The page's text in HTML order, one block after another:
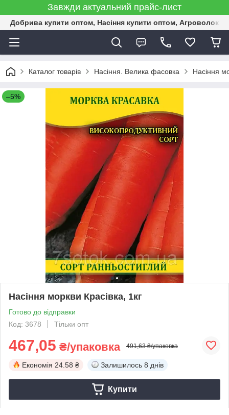
Завжди актуальний прайс-лист
Добрива купити оптом, Насіння купити оптом,
Каталог товарів Насіння. Велика фасовка Насіння
–5%
Насіння моркви Красівка, 1кг
Готово до відправки
Код: 3678
Тільки опт
467,05 ₴/упаковка 491,63 ₴/упаковка
Економія 24.58 ₴ Залишилось 8 днів
Купити